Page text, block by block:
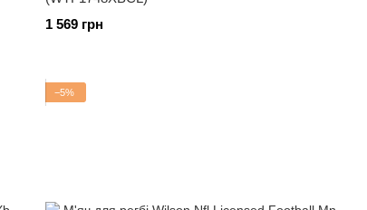
1 569 грн
−5%